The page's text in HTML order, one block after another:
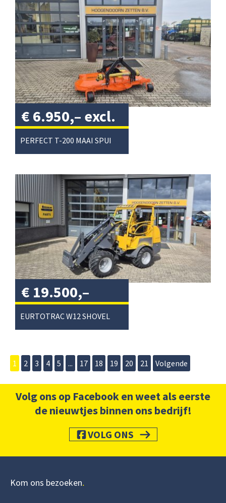
€ 6.950,– excl.
btw/
EURTOTRAC W12 SHOVEL
€ 19.500,–
excl. btw/
1 2 3 4 5 ... 17 18 19 20 21 Volgende
Volg ons op Facebook en weet als eerste
de nieuwtjes binnen ons bedrijf!
VOLG ONS
Kom ons bezoeken